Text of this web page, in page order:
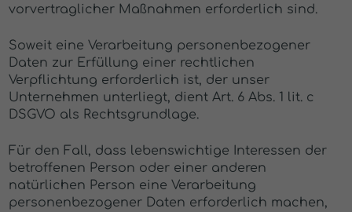
vorvertraglicher Maßnahmen erforderlich sind.
Soweit eine Verarbeitung personenbezogener
Daten zur Erfüllung einer rechtlichen
Verpflichtung erforderlich ist, der unser
Unternehmen unterliegt, dient Art. 6 Abs. 1 lit. c
DSGVO als Rechtsgrundlage.
Für den Fall, dass lebenswichtige Interessen der
betroffenen Person oder einer anderen
natürlichen Person eine Verarbeitung
personenbezogener Daten erforderlich machen,